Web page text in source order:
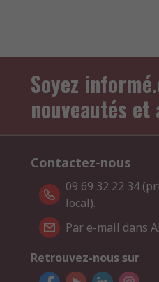
Soyez
nouveautés
Contactez-nous
09 69 32 22 34
local).
Par e-mail dans
Retrouvez-nous sur